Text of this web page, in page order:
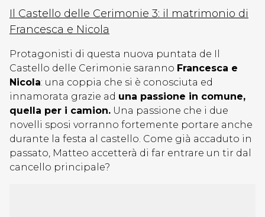
Il Castello delle Cerimonie 3: il matrimonio di
Francesca e Nicola
Protagonisti di questa nuova puntata de Il
Castello delle Cerimonie saranno Francesca e
Nicola: una coppia che si è conosciuta ed
innamorata grazie ad una passione in comune,
quella per i camion. Una passione che i due
novelli sposi vorranno fortemente portare anche
durante la festa al castello. Come già accaduto in
passato, Matteo accetterà di far entrare un tir dal
cancello principale?